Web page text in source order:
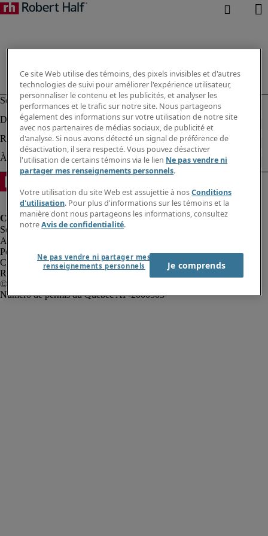
Alerte à la fraude
Politique de confidentialité
Conditions d’utilisation
Rapport sur l'esclavage moderne
Ce site Web utilise des témoins, des pixels invisibles et d'autres
technologies de suivi pour améliorer l'expérience utilisateur,
personnaliser le contenu et les publicités, et analyser les
performances et le trafic sur notre site. Nous partageons
également des informations sur votre utilisation de notre site
avec nos partenaires de médias sociaux, de publicité et
d'analyse. Si nous avons détecté un signal de préférence de
désactivation, il sera respecté. Vous pouvez désactiver
l'utilisation de certains témoins via le lien Ne pas vendre ni
partager mes renseignements personnels.
Votre utilisation du site Web est assujettie à nosConditions
d'utilisation. Pour plus d'informations sur les témoins et la
manière dont nous partageons les informations, consultez
notreAvis de confidentialité.
Ne pas vendre ni partager mes
renseignements personnels
Je comprends